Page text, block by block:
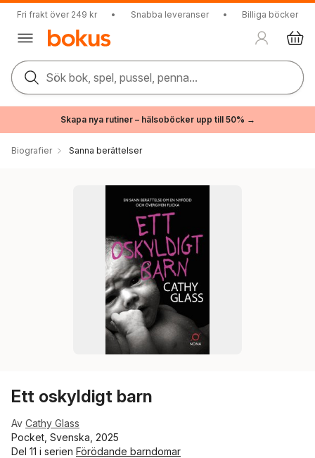
Fri frakt över 249 kr • Snabba leveranser • Billiga böcker
Sök bok, spel, pussel, penna...
Skapa nya rutiner – hälsoböcker upp till 50% →
Biografier Sanna berättelser
Ett oskyldigt barn
Av Cathy Glass
Pocket, Svenska, 2025
Del 11 i serien Förödande barndomar